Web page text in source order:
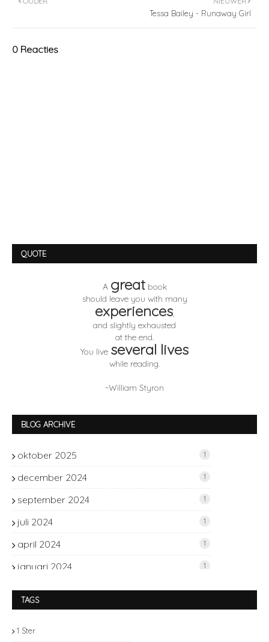
Tessa Bailey - Runaway Girl
0 Reacties
QUOTE
A greatbook
should leave you with many
experiences,
and slightly exhausted
at the end.
You live several lives
while reading.
~William Styron
BLOG ARCHIVE
oktober 2025 1
december 2024 1
september 2024 1
juli 2024 1
april 2024 1
januari 2024 1
november 2023
oktober 2023 1
september 2023
TAGS
1 Ster